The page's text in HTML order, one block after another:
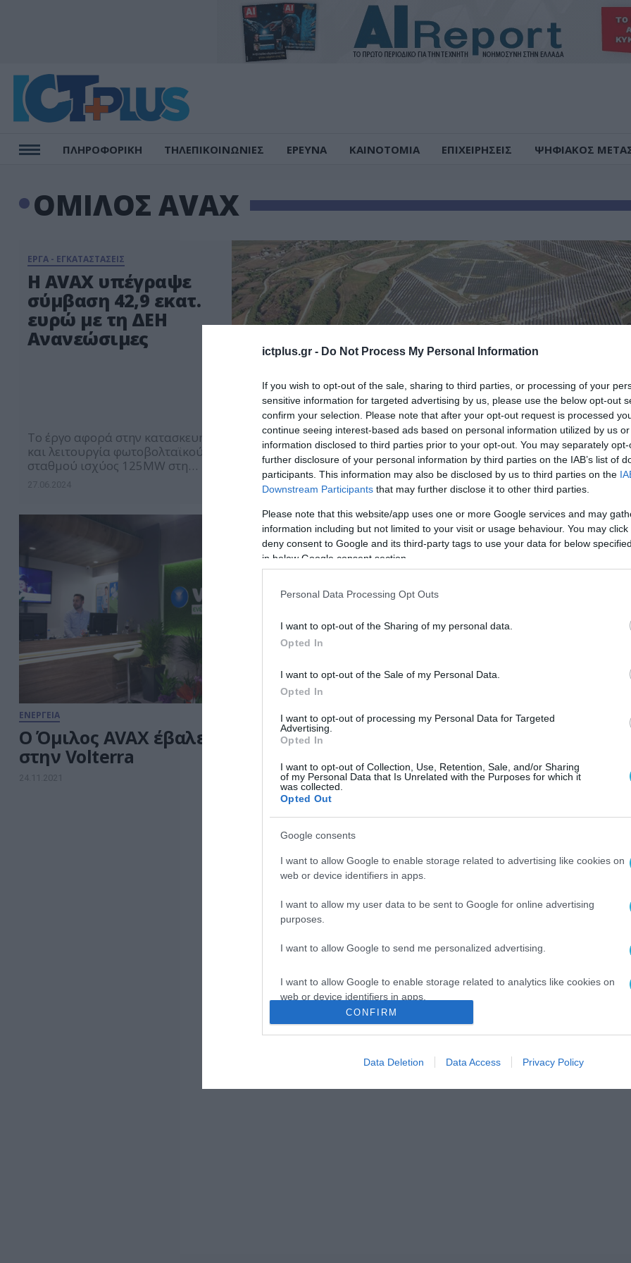
ictplus.gr - Do Not Process My Personal Information
If you wish to opt-out of the sale, sharing to third parties, or processing of your
sensitive information for targeted advertising by us, please use the below opt-out
confirm your selection. Please note that after your opt-out request is processed
continue seeing interest-based ads based on personal information utilized by us
information disclosed to third parties prior to your opt-out. You may separately
further disclosure of your personal information by third parties on the IAB’s list of
participants. This information may also be disclosed by us to third parties on the
Downstream Participants that may further disclose it to other third parties.
Please note that this website/app uses one or more Google services and may
information including but not limited to your visit or usage behaviour. You may
deny consent to Google and its third-party tags to use your data for below
in below Google consent section.
Personal Data Processing Opt Outs
I want to opt-out of the Sharing of my personal data.
Opted In
I want to opt-out of the Sale of my Personal Data.
Opted In
I want to opt-out of processing my Personal Data for Targeted
Advertising.
Opted In
I want to opt-out of Collection, Use, Retention, Sale, and/or Sharing
of my Personal Data that Is Unrelated with the Purposes for which it
was collected.
Opted Out
Google consents
I want to allow Google to enable storage related to advertising like cookies on
web or device identifiers in apps.
I want to allow my user data to be sent to Google for online advertising
purposes.
I want to allow Google to send me personalized advertising.
I want to allow Google to enable storage related to analytics like cookies on
web or device identifiers in apps.
I want to allow Google to enable storage related to functionality of the website
I want to allow Google to enable storage related to personalization.
CONFIRM
Data Deletion Data Access Privacy Policy
ΠΛΗΡΟΦΟΡΙΚΗ ΤΗΛΕΠΙΚΟΙΝΩΝΙΕΣ ΕΡΕΥΝΑ ΚΑΙΝΟΤΟΜΙΑ ΕΠΙΧΕΙΡΗΣΕΙΣ ΨΗΦΙΑΚΟΣ
ΟΜΙΛΟΣ AVAX
ΕΡΓΑ - ΕΓΚΑΤΑΣΤΑΣΕΙΣ
Η AVAX υπέγραψε
σύμβαση 42,9 εκατ.
ευρώ με τη ΔΕΗ
Ανανεώσιμες
Το έργο αφορά στην κατασκευή
και λειτουργία φωτοβολταϊκού
σταθμού ισχύος 125MW στη
ΕΝΕΡΓΕΙΑ
O Όμιλος AVAX έβαλε πωλητήριο
στην Volterra
24.11.2021
ΟΙΚΟΝΟΜΙΚΑ ΑΠΟΤΕΛΕΣΜΑΤΑ
εργασιών σε μια χρονιά